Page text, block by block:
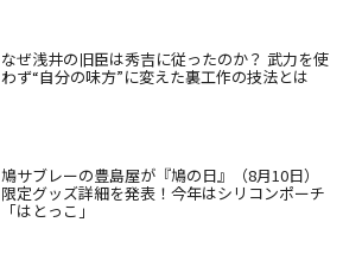
なぜ浅井の旧臣は秀吉に従ったのか？ 武力を使
わず“自分の味方”に変えた裏工作の技法とは
鳩サブレーの豊島屋が『鳩の日』（8月10日）
限定グッズ詳細を発表！今年はシリコンポーチ
「はとっこ」